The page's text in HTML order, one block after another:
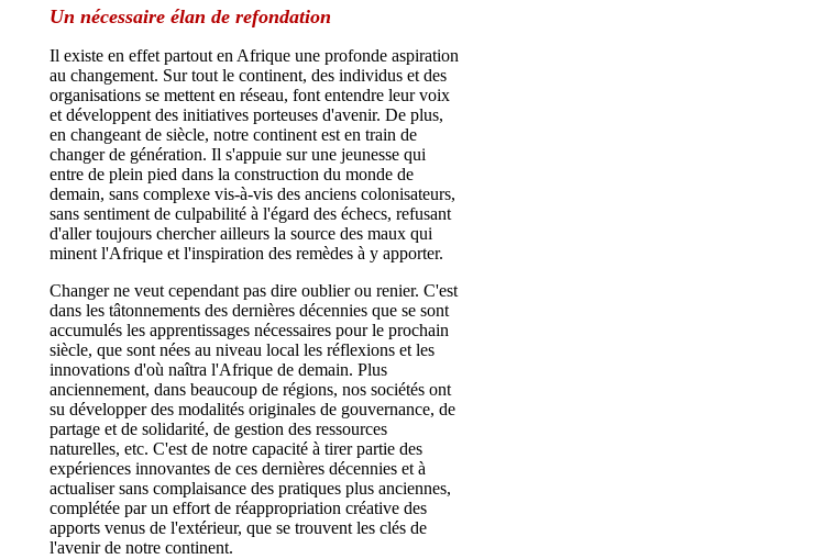
Un nécessaire élan de refondation
Il existe en effet partout en Afrique une profonde aspiration
au changement. Sur tout le continent, des individus et des
organisations se mettent en réseau, font entendre leur voix
et développent des initiatives porteuses d'avenir. De plus,
en changeant de siècle, notre continent est en train de
changer de génération. Il s'appuie sur une jeunesse qui
entre de plein pied dans la construction du monde de
demain, sans complexe vis-à-vis des anciens colonisateurs,
sans sentiment de culpabilité à l'égard des échecs, refusant
d'aller toujours chercher ailleurs la source des maux qui
minent l'Afrique et l'inspiration des remèdes à y apporter.
Changer ne veut cependant pas dire oublier ou renier. C'est
dans les tâtonnements des dernières décennies que se sont
accumulés les apprentissages nécessaires pour le prochain
siècle, que sont nées au niveau local les réflexions et les
innovations d'où naîtra l'Afrique de demain. Plus
anciennement, dans beaucoup de régions, nos sociétés ont
su développer des modalités originales de gouvernance, de
partage et de solidarité, de gestion des ressources
naturelles, etc. C'est de notre capacité à tirer partie des
expériences innovantes de ces dernières décennies et à
actualiser sans complaisance des pratiques plus anciennes,
complétée par un effort de réappropriation créative des
apports venus de l'extérieur, que se trouvent les clés de
l'avenir de notre continent.